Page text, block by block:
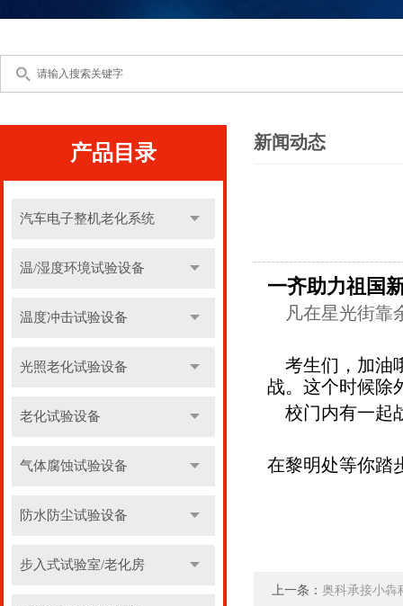
产品目录
汽车电子整机老化系统
温/湿度环境试验设备
温度冲击试验设备
光照老化试验设备
老化试验设备
气体腐蚀试验设备
防水防尘试验设备
步入式试验室/老化房
新闻动态
一齐助力祖国
凡在星光街靠
考生们，加油
战。这个时候除
校门内有一起
在黎明处等你踏
上一条： 奥科承接小犇